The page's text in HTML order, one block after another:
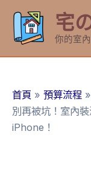
要
宅
你的室
首頁
預算流程
別再被坑！室內
iPhone！